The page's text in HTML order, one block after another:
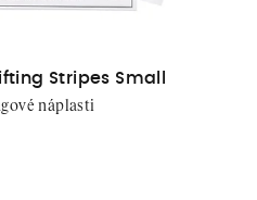
Stripes Small
náplasti